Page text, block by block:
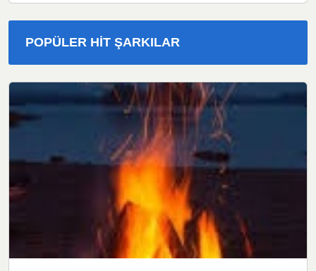
POPÜLER HIT ŞARKILAR